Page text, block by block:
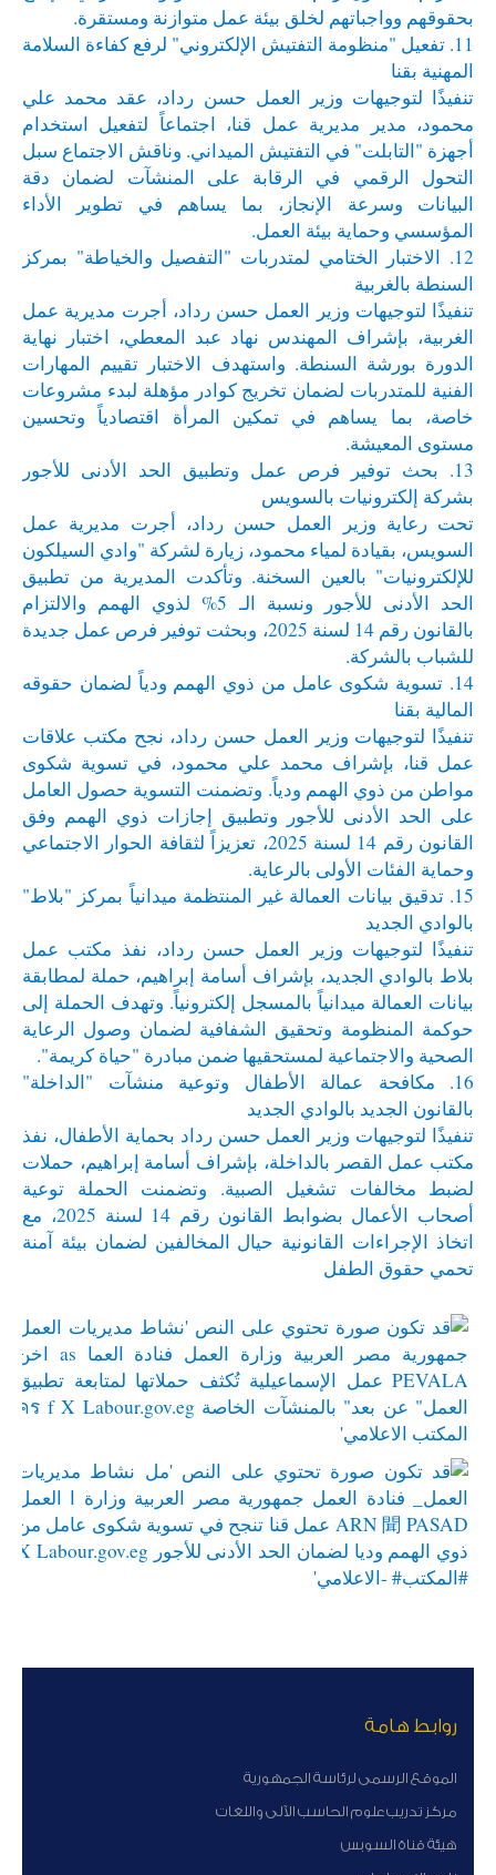
بحقوقهم وواجباتهم لخلق بيئة عمل متوازنة ومستقرة.
11. تفعيل "منظومة التفتيش الإلكتروني" لرفع كفاءة السلامة
المهنية بقنا
تنفيذًا لتوجيهات وزير العمل حسن رداد، عقد محمد علي
محمود، مدير مديرية عمل قنا، اجتماعاً لتفعيل استخدام
أجهزة "التابلت" في التفتيش الميداني. وناقش الاجتماع سبل
التحول الرقمي في الرقابة على المنشآت لضمان دقة
البيانات وسرعة الإنجاز، بما يساهم في تطوير الأداء
المؤسسي وحماية بيئة العمل.
12. الاختبار الختامي لمتدربات "التفصيل والخياطة" بمركز
السنطة بالغربية
تنفيذًا لتوجيهات وزير العمل حسن رداد، أجرت مديرية عمل
الغربية، بإشراف المهندس نهاد عبد المعطي، اختبار نهاية
الدورة بورشة السنطة. واستهدف الاختبار تقييم المهارات
الفنية للمتدربات لضمان تخريج كوادر مؤهلة لبدء مشروعات
خاصة، بما يساهم في تمكين المرأة اقتصادياً وتحسين
مستوى المعيشة.
13. بحث توفير فرص عمل وتطبيق الحد الأدنى للأجور
بشركة إلكترونيات بالسويس
تحت رعاية وزير العمل حسن رداد، أجرت مديرية عمل
السويس، بقيادة لمياء محمود، زيارة لشركة "وادي السيلكون
للإلكترونيات" بالعين السخنة. وتأكدت المديرية من تطبيق
الحد الأدنى للأجور ونسبة الـ 5% لذوي الهمم والالتزام
بالقانون رقم 14 لسنة 2025، وبحثت توفير فرص عمل جديدة
للشباب بالشركة.
14. تسوية شكوى عامل من ذوي الهمم ودياً لضمان حقوقه
المالية بقنا
تنفيذًا لتوجيهات وزير العمل حسن رداد، نجح مكتب علاقات
عمل قنا، بإشراف محمد علي محمود، في تسوية شكوى
مواطن من ذوي الهمم ودياً. وتضمنت التسوية حصول العامل
على الحد الأدنى للأجور وتطبيق إجازات ذوي الهمم وفق
القانون رقم 14 لسنة 2025، تعزيزاً لثقافة الحوار الاجتماعي
وحماية الفئات الأولى بالرعاية.
15. تدقيق بيانات العمالة غير المنتظمة ميدانياً بمركز "بلاط"
بالوادي الجديد
تنفيذًا لتوجيهات وزير العمل حسن رداد، نفذ مكتب عمل
بلاط بالوادي الجديد، بإشراف أسامة إبراهيم، حملة لمطابقة
بيانات العمالة ميدانياً بالمسجل إلكترونياً. وتهدف الحملة إلى
حوكمة المنظومة وتحقيق الشفافية لضمان وصول الرعاية
الصحية والاجتماعية لمستحقيها ضمن مبادرة "حياة كريمة".
16. مكافحة عمالة الأطفال وتوعية منشآت "الداخلة"
بالقانون الجديد بالوادي الجديد
تنفيذًا لتوجيهات وزير العمل حسن رداد بحماية الأطفال، نفذ
مكتب عمل القصر بالداخلة، بإشراف أسامة إبراهيم، حملات
لضبط مخالفات تشغيل الصبية. وتضمنت الحملة توعية
أصحاب الأعمال بضوابط القانون رقم 14 لسنة 2025، مع
اتخاذ الإجراءات القانونية حيال المخالفين لضمان بيئة آمنة
تحمي حقوق الطفل
روابط هامة
الموقع الرسمى لرئاسة الجمهورية
مركز تدريب علوم الحاسب الآلى واللغات
هيئة قناة السوبس